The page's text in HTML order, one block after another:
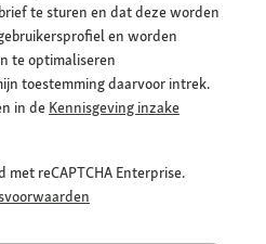
te sturen en dat deze worden
en worden
te optimaliseren
toestemming daarvoor intrek.
in de Kennisgeving inzake
reCAPTCHA Enterprise.